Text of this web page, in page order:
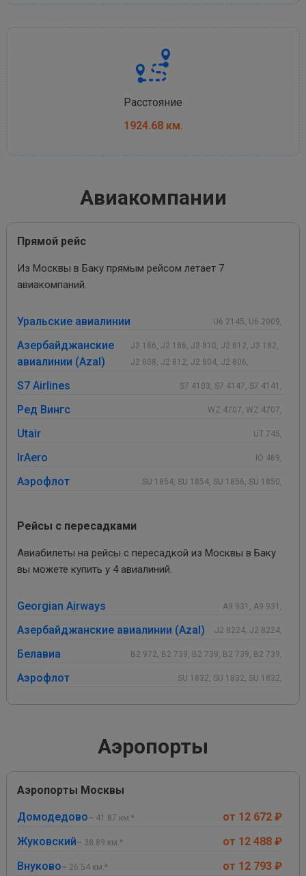
Расстояние
1924.68 км.
Авиакомпании
Прямой рейс
Из Москвы в Баку прямым рейсом летает 7
авиакомпаний.
Уральские авиалинии U6 2145, U6 2009,
Азербайджанские
авиалинии (Azal)
J2 186, J2 186, J2 810, J2 812, J2 182,
J2 808, J2 812, J2 804, J2 806,
S7 Airlines S7 4103, S7 4147, S7 4141,
Ред Вингс WZ 4707, WZ 4707,
Utair UT 745,
IrAero IO 469,
Аэрофлот SU 1854, SU 1854, SU 1856, SU 1850,
Рейсы с пересадками
Авиабилеты на рейсы с пересадкой из Москвы в Баку
вы можете купить у 4 авиалиний.
Georgian Airways A9 931, A9 931,
Азербайджанские авиалинии (Azal) J2 8224, J2 8224,
Белавиа B2 972, B2 739, B2 739, B2 739, B2 739,
Аэрофлот SU 1832, SU 1832, SU 1832,
Аэропорты
Аэропорты Москвы
Домодедово~ 41.87 км.*
от 12 672 ₽
Жуковский~ 38.89 км.*
от 12 488 ₽
Внуково~ 26.54 км.* от 12 793 ₽